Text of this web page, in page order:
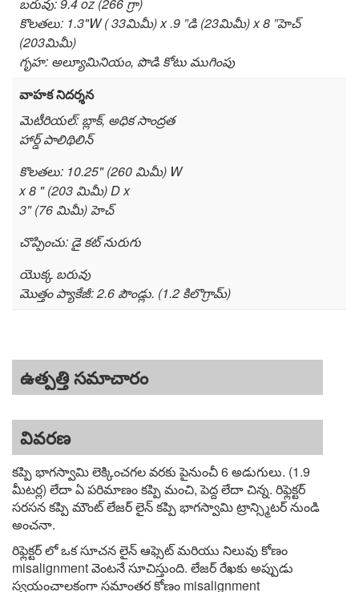
బరువు: 9.4 oz (266 గ్రా)
కొలతలు: 1.3"W ( 33మిమీ) x .9 ”డి (23మిమీ) x 8 ”హెచ్
(203మిమీ)
గృహ: అల్యూమినియం, పొడి కోటు ముగింపు
వాహక నిదర్శన
మెటీరియల్: బ్లాక్, అధిక సాంద్రత
హార్డ్ పాలిథిలిన్
కొలతలు: 10.25" (260 మిమీ) W
x 8 " (203 మిమీ) D x
3" (76 మిమీ) హెచ్
చొప్పించు: డై కట్ నురుగు
యొక్క బరువు
మొత్తం ప్యాకేజీ: 2.6 పౌండ్లు. (1.2 కిలొగ్రామ్)
ఉత్పత్తి సమాచారం
వివరణ
కప్పి భాగస్వామి లెక్కించగల వరకు పైనుంచీ 6 అడుగులు. (1.9
మీటర్ల) లేదా ఏ పరిమాణం కప్పి మంచి, పెద్ద లేదా చిన్న. రిఫ్లెక్టర్
సరసన కప్పి మౌంట్ లేజర్ లైన్ కప్పి భాగస్వామి ట్రాన్స్మిటర్ నుండి
అంచనా.
రిఫ్లెక్టర్ లో ఒక సూచన లైన్ ఆఫ్సెట్ మరియు నిలువు కోణం
misalignment వెంటనే సూచిస్తుంది. లేజర్ రేఖకు అప్పుడు
స్వయంచాలకంగా సమాంతర కోణం misalignment